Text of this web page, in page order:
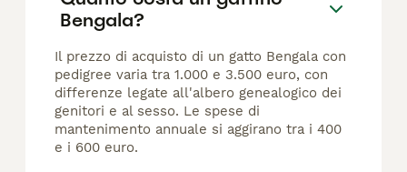
Bengala?
Il prezzo di acquisto di un gatto Bengala con
pedigree varia tra 1.000 e 3.500 euro, con
differenze legate all'albero genealogico dei
genitori e al sesso. Le spese di
mantenimento annuale si aggirano tra i 400
e i 600 euro.